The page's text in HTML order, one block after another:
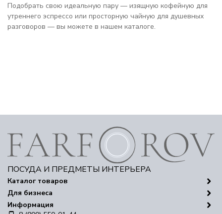
Подобрать свою идеальную пару — изящную кофейную для
утреннего эспрессо или просторную чайную для душевных
разговоров — вы можете в нашем каталоге.
ПОСУДА И ПРЕДМЕТЫ ИНТЕРЬЕРА
Каталог товаров
Для бизнеса
Информация